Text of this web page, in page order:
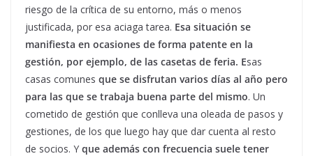
riesgo de la crítica de su entorno, más o menos
justificada, por esa aciaga tarea. Esa situación se
manifiesta en ocasiones de forma patente en la
gestión, por ejemplo, de las casetas de feria. Esas
casas comunes que se disfrutan varios días al año pero
para las que se trabaja buena parte del mismo. Un
cometido de gestión que conlleva una oleada de pasos y
gestiones, de los que luego hay que dar cuenta al resto
de socios. Y que además con frecuencia suele tener